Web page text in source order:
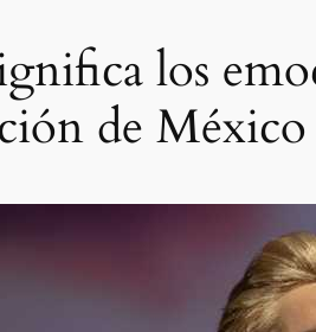
los
de México